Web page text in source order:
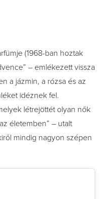
(1968-ban hoztak
– emlékezett vissza
a jázmin, a rózsa és az
idéznek fel.
létrejöttét olyan nők
életemben” – utalt
mindig nagyon szépen